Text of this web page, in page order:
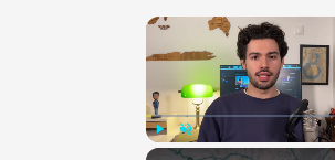
Play